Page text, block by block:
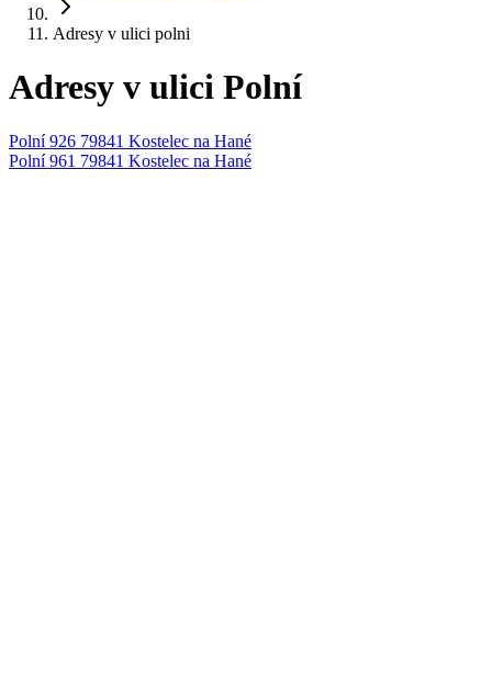
Adresy v ulici polni
Adresy v ulici Polní
Polní 926 79841 Kostelec na Hané
Polní 961 79841 Kostelec na Hané